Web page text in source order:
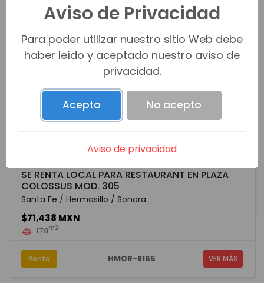
SE RENTA LOCAL PARA RESTAURANT EN PLAZA
COLOSSUS MOD. 305
Santa Fe / Hermosillo / Sonora
$71,438 MXN
178m2
Renta HMOR-8165 VER MÁS
Aviso de Privacidad
Para poder utilizar nuestro sitio Web debe
haber leído y aceptado nuestro aviso de
privacidad.
Acepto No acepto
Aviso de privacidad